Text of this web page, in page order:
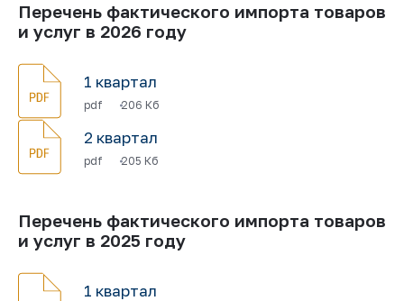
Перечень фактического импорта товаров
и услуг в 2026 году
1 квартал
pdf 206 Кб
2 квартал
pdf 205 Кб
Перечень фактического импорта товаров
и услуг в 2025 году
1 квартал